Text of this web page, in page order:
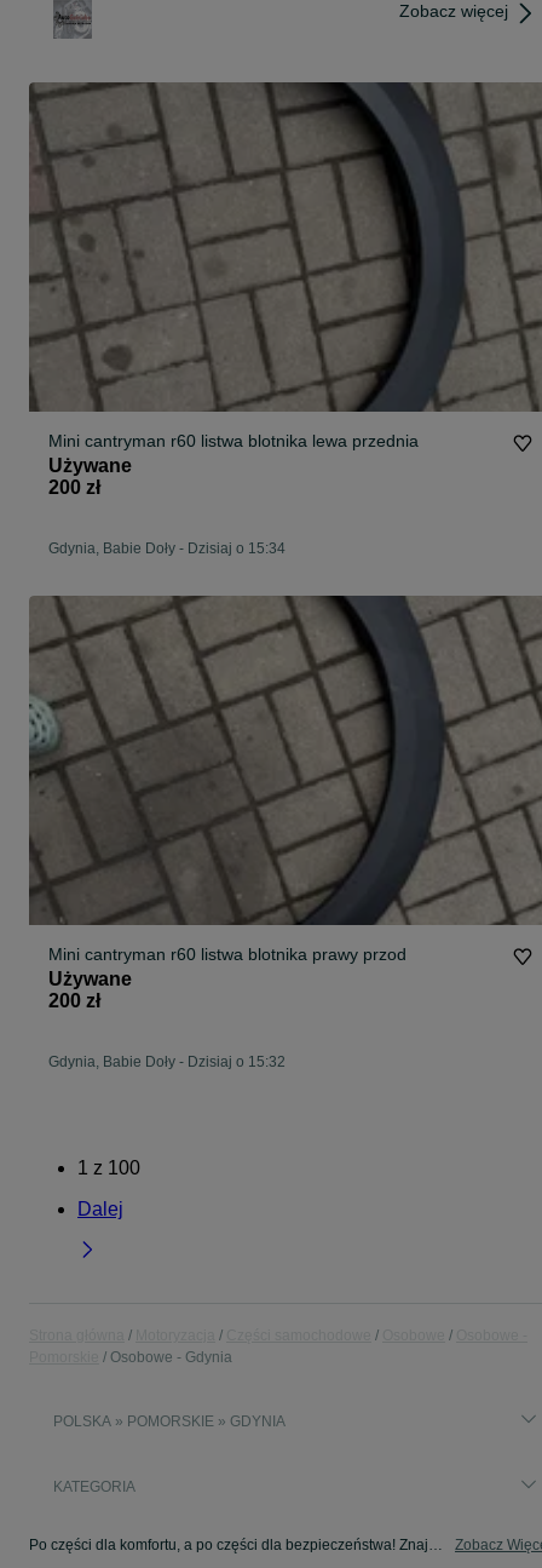
Zobacz więcej
Mini cantryman r60 listwa blotnika lewa przednia
Używane
200 zł
Gdynia, Babie Doły - Dzisiaj o 15:34
Mini cantryman r60 listwa blotnika prawy przod
Używane
200 zł
Gdynia, Babie Doły - Dzisiaj o 15:32
1 z 100
Dalej
Osobowe - Gdynia
POLSKA » POMORSKIE » GDYNIA
KATEGORIA
Po części dla komfortu, a po części dla bezpieczeństwa! Znajdź coś dla swojego auta w kategorii Osobowe na OLX - Gdynia i okolice! Zobacz